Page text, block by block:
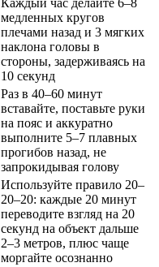
медленных кругов
плечами назад и 3 мягких
наклона головы в
стороны, задерживаясь на
10 секунд
Раз в 40–60 минут
вставайте, поставьте руки
на пояс и аккуратно
выполните 5–7 плавных
прогибов назад, не
запрокидывая голову
Используйте правило 20–
20–20: каждые 20 минут
переводите взгляд на 20
секунд на объект дальше
2–3 метров, плюс чаще
моргайте осознанно